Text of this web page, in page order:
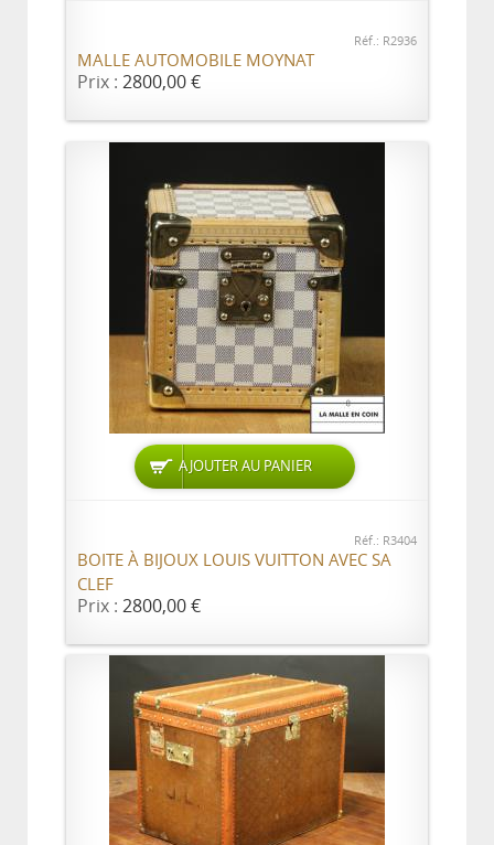
Réf.: R2936
MALLE AUTOMOBILE MOYNAT
Prix : 2800,00 €
AJOUTER AU PANIER
Réf.: R3404
BOITE À BIJOUX LOUIS VUITTON AVEC SA
CLEF
Prix : 2800,00 €